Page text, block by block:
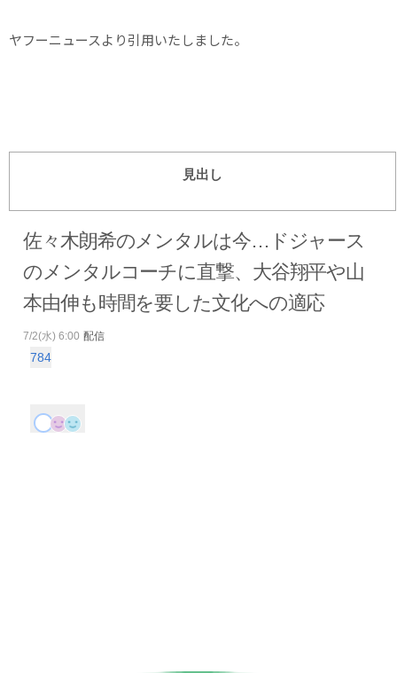
ヤフーニュースより引用いたしました。
見出し
佐々木朗希のメンタルは今…ドジャース
のメンタルコーチに直撃、大谷翔平や山
本由伸も時間を要した文化への適応
7/2(水) 6:00 配信
784
コ
メ